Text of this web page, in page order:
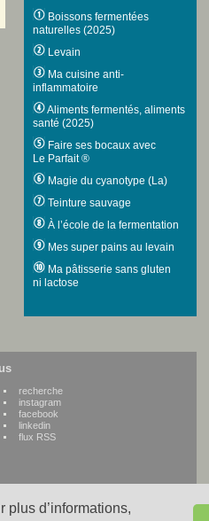
d’informations,
Boissons fermentées
naturelles (2025)
Levain
Ma cuisine anti-
inflammatoire
Aliments fermentés, aliments
santé (2025)
Faire ses bocaux avec
Le Parfait ®
Magie du cyanotype (La)
Teinture sauvage
À l’école de la fermentation
Mes super pains au levain
Ma pâtisserie sans gluten
ni lactose
recherche
instagram
facebook
linkedin
flux RSS
WWW credits